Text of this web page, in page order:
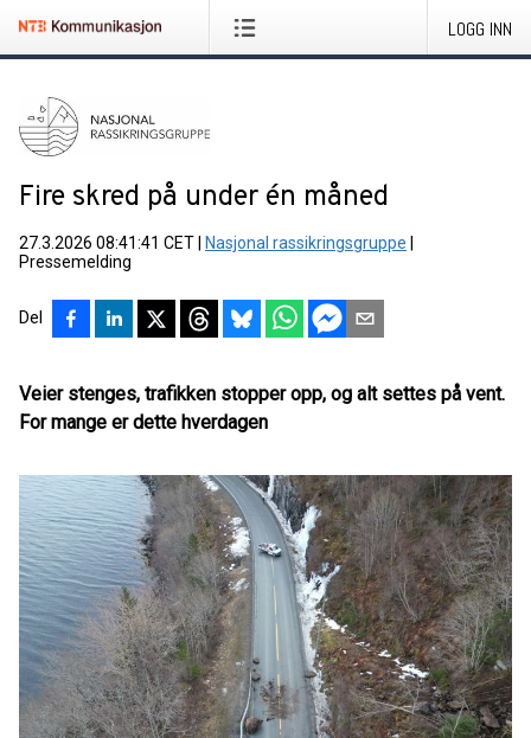
LOGG INN
Fire skred på under én måned
27.3.2026 08:41:41 CET Nasjonal rassikringsgruppe
Pressemelding
Del
Veier stenges, trafikken stopper opp, og alt settes på vent.
For mange er dette hverdagen